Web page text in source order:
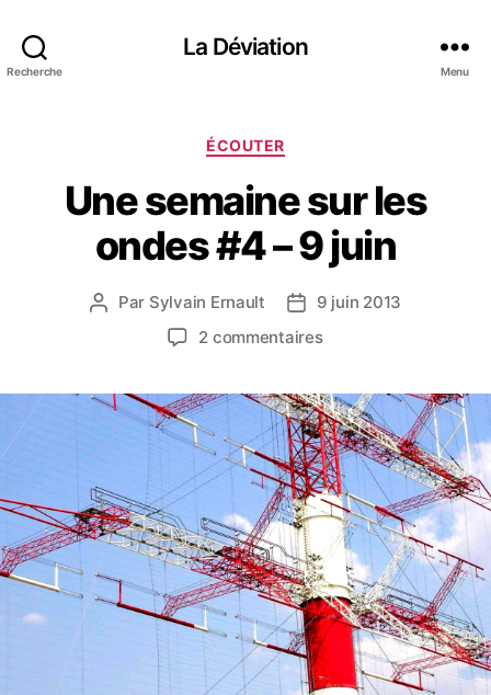
Recherche
La Déviation
Menu
C
t
é
g
o
i
e
ÉCOUTER
Une semaine sur les
ondes #4 – 9 juin
A
u
l
’
a
r
t
Par Sylvain Ernault
D
a
d
e
l
’
a
r
t
i
c
l
e
9 juin 2013
2 commentairess
U
n
e
s
e
a
i
n
e
s
u